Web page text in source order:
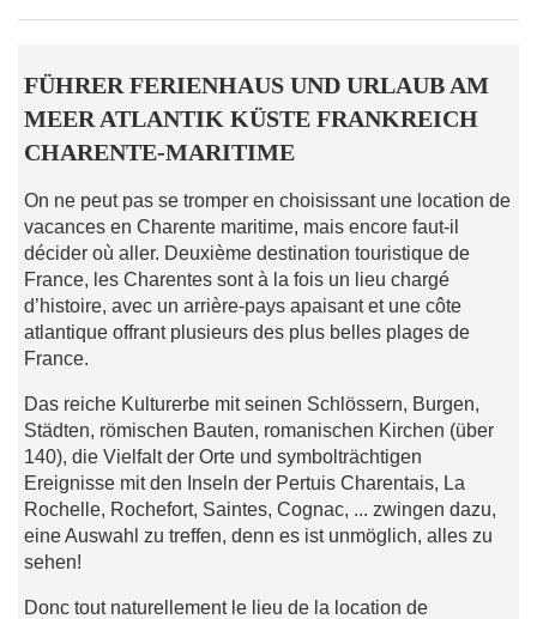
FÜHRER FERIENHAUS UND URLAUB AM
MEER ATLANTIK KÜSTE FRANKREICH
CHARENTE-MARITIME
On ne peut pas se tromper en choisissant une location de
vacances en Charente maritime, mais encore faut-il
décider où aller. Deuxième destination touristique de
France, les Charentes sont à la fois un lieu chargé
d’histoire, avec un arrière-pays apaisant et une côte
atlantique offrant plusieurs des plus belles plages de
France.
Das reiche Kulturerbe mit seinen Schlössern, Burgen,
Städten, römischen Bauten, romanischen Kirchen (über
140), die Vielfalt der Orte und symbolträchtigen
Ereignisse mit den Inseln der Pertuis Charentais, La
Rochelle, Rochefort, Saintes, Cognac, ... zwingen dazu,
eine Auswahl zu treffen, denn es ist unmöglich, alles zu
sehen!
Donc tout naturellement le lieu de la location de